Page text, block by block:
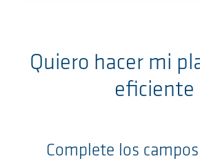
Quiero hacer mi
eficiente
Complete los